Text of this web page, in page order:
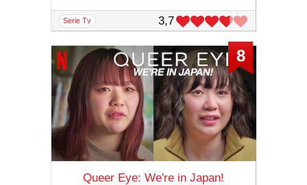
serie Tv 3,7
8
Queer Eye: We're in Japan!